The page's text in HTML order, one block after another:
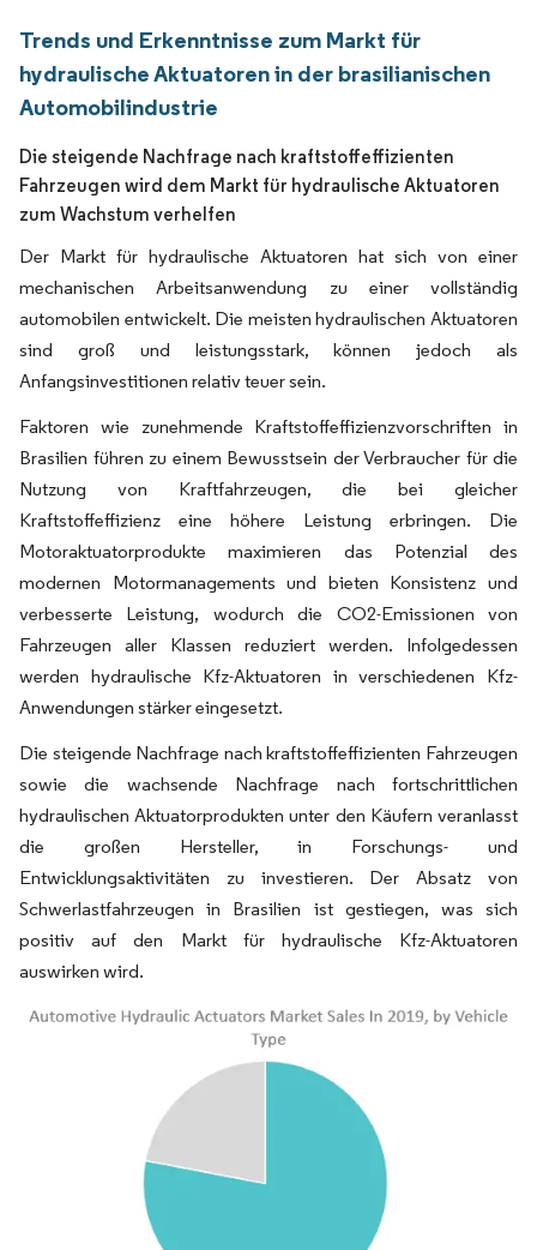
Trends und Erkenntnisse zum Markt für
hydraulische Aktuatoren in der brasilianischen
Automobilindustrie
Die steigende Nachfrage nach kraftstoffeffizienten
Fahrzeugen wird dem Markt für hydraulische Aktuatoren
zum Wachstum verhelfen
Der Markt für hydraulische Aktuatoren hat sich von einer
mechanischen Arbeitsanwendung zu einer vollständig
automobilen entwickelt. Die meisten hydraulischen Aktuatoren
sind groß und leistungsstark, können jedoch als
Anfangsinvestitionen relativ teuer sein.
Faktoren wie zunehmende Kraftstoffeffizienzvorschriften in
Brasilien führen zu einem Bewusstsein der Verbraucher für die
Nutzung von Kraftfahrzeugen, die bei gleicher
Kraftstoffeffizienz eine höhere Leistung erbringen. Die
Motoraktuatorprodukte maximieren das Potenzial des
modernen Motormanagements und bieten Konsistenz und
verbesserte Leistung, wodurch die CO2-Emissionen von
Fahrzeugen aller Klassen reduziert werden. Infolgedessen
werden hydraulische Kfz-Aktuatoren in verschiedenen Kfz-
Anwendungen stärker eingesetzt.
Die steigende Nachfrage nach kraftstoffeffizienten Fahrzeugen
sowie die wachsende Nachfrage nach fortschrittlichen
hydraulischen Aktuatorprodukten unter den Käufern veranlasst
die großen Hersteller, in Forschungs- und
Entwicklungsaktivitäten zu investieren. Der Absatz von
Schwerlastfahrzeugen in Brasilien ist gestiegen, was sich
positiv auf den Markt für hydraulische Kfz-Aktuatoren
auswirken wird.